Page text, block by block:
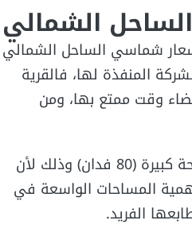
الشمالي
شماسي الساحل الشمالي
المنفذة لها، فالقرية
وقت ممتع بها، ومن
جاء تصميمها على مساحة كبيرة (80 فدان) وذلك لأن
المساحات الواسعة في
الفريد.